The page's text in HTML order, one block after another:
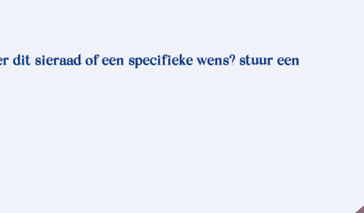
dit sieraad of een specifieke wens? stuur een